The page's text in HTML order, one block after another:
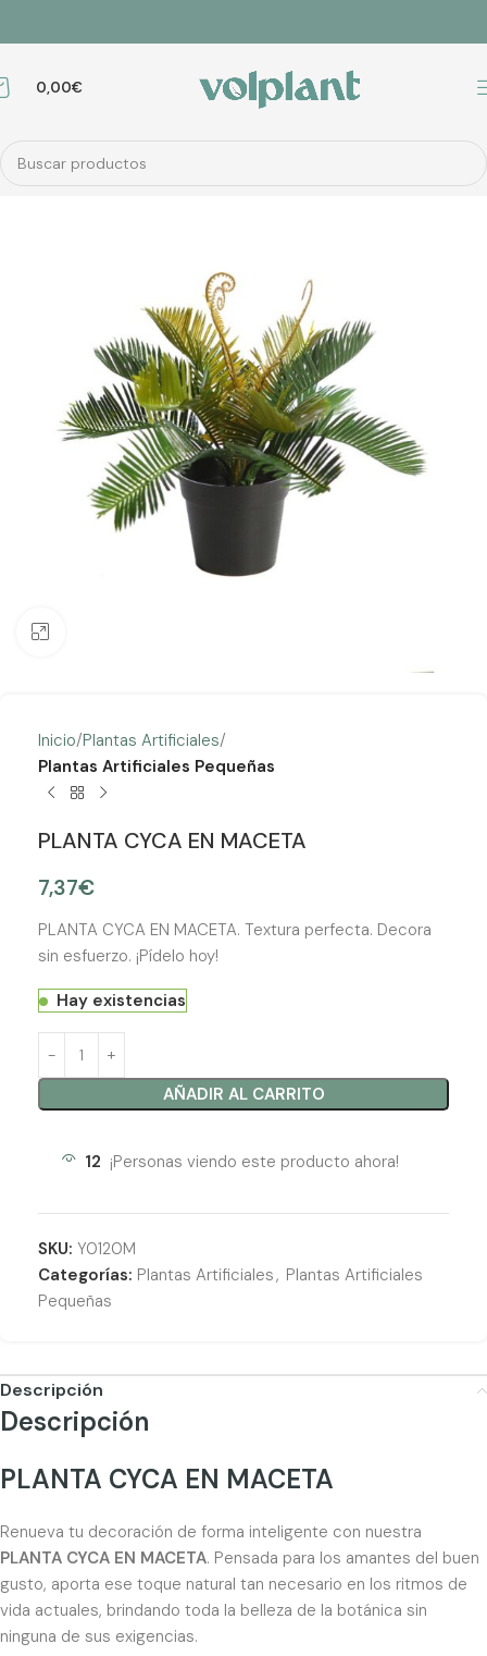
0,00€
Inicio Plantas Artificiales
Plantas Artificiales Pequeñas
PLANTA CYCA EN MACETA
7,37€
PLANTA CYCA EN MACETA. Textura perfecta. Decora
sin esfuerzo. ¡Pídelo hoy!
Hay existencias
AÑADIR AL CARRITO
12 ¡Personas viendo este producto ahora!
SKU: Y0120M
Categorías: Plantas Artificiales, Plantas Artificiales
Pequeñas
Descripción
Descripción
PLANTA CYCA EN MACETA
Renueva tu decoración de forma inteligente con nuestra
PLANTA CYCA EN MACETA. Pensada para los amantes del buen
gusto, aporta ese toque natural tan necesario en los ritmos de
vida actuales, brindando toda la belleza de la botánica sin
ninguna de sus exigencias.